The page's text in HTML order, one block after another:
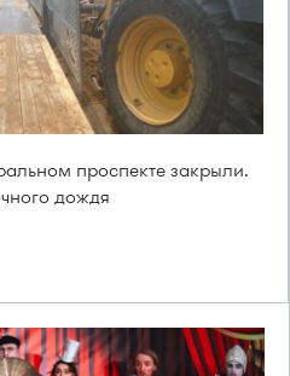
проспекте закрыли.
дождя